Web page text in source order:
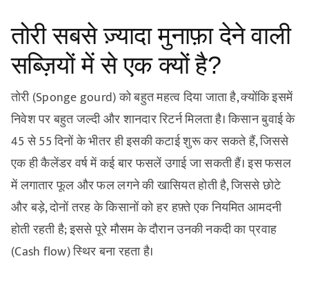
तोरी सबसे ज़्यादा मुनाफ़ा देने वाली
सब्ज़ियों में से एक क्यों है?
तोरी (Sponge gourd) को बहुत महत्व दिया जाता है, क्योंकि इसमें
निवेश पर बहुत जल्दी और शानदार रिटर्न मिलता है। किसान बुवाई के
45 से 55 दिनों के भीतर ही इसकी कटाई शुरू कर सकते हैं, जिससे
एक ही कैलेंडर वर्ष में कई बार फसलें उगाई जा सकती हैं। इस फसल
में लगातार फूल और फल लगने की खासियत होती है, जिससे छोटे
और बड़े, दोनों तरह के किसानों को हर हफ़्ते एक नियमित आमदनी
होती रहती है; इससे पूरे मौसम के दौरान उनकी नकदी का प्रवाह
(Cash flow) स्थिर बना रहता है।